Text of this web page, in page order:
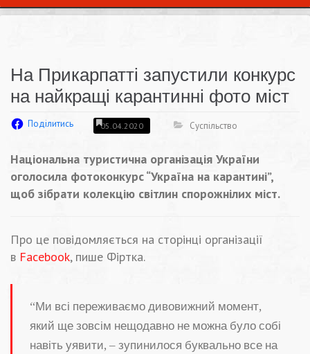
На Прикарпатті запустили конкурс
на найкращі карантинні фото міст
Поділитись 05.04.2020 Суспільство
Національна туристична організація України
оголосила фотоконкурс “Україна на карантині”,
щоб зібрати колекцію світлин спорожнілих міст.
Про це повідомляється на сторінці організації
в Facebook, пише Фіртка.
“Ми всі переживаємо дивовижний момент,
який ще зовсім нещодавно не можна було собі
навіть уявити, – зупинилося буквально все на